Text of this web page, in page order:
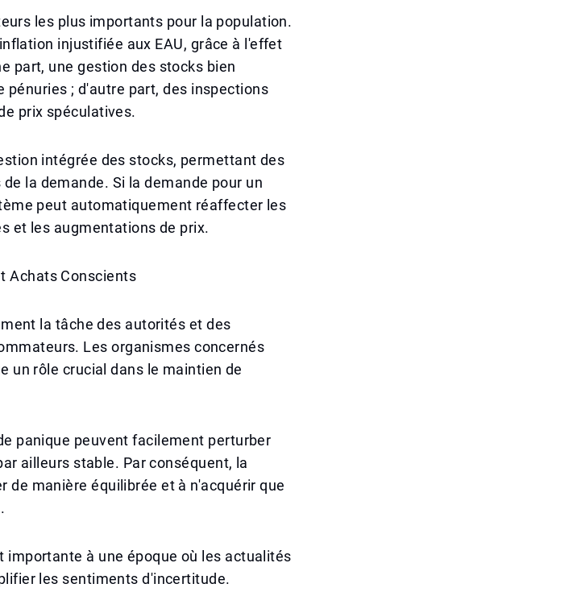
les plus importants pour la population.
injustifiée aux EAU, grâce à l'effet
part, une gestion des stocks bien
pénuries ; d'autre part, des inspections
prix spéculatives.
intégrée des stocks, permettant des
la demande. Si la demande pour un
peut automatiquement réaffecter les
et les augmentations de prix.
Achats Conscients
la tâche des autorités et des
Les organismes concernés
un rôle crucial dans le maintien de
panique peuvent facilement perturber
ailleurs stable. Par conséquent, la
de manière équilibrée et à n'acquérir que
à une époque où les actualités
les sentiments d'incertitude.